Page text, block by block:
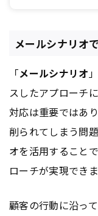
メールシナリオ
「メールシナリオ
スしたアプローチ
対応は重要ではあ
削られてしまう問
オを活用すること
ローチが実現できま
顧客の行動に沿っ